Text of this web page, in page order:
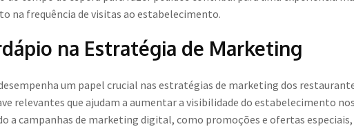
na frequência de visitas ao estabelecimento.
na Estratégia de Marketing
um papel crucial nas estratégias de marketing dos
relevantes que ajudam a aumentar a visibilidade do estabelecimento
a campanhas de marketing digital, como promoções e ofertas